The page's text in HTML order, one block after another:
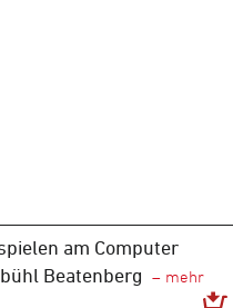
am Computer
Beatenberg